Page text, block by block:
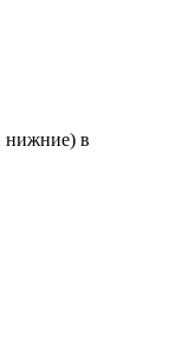
нижние) в